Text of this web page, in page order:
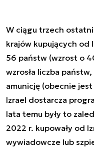
W ciągu trzech
krajów kupujących od
56 państw (wzrost o
wzrosła liczba
amunicję (obecnie
Izrael dostarcza
lata temu były to
2022 r. kupowały od
wywiadowcze lub